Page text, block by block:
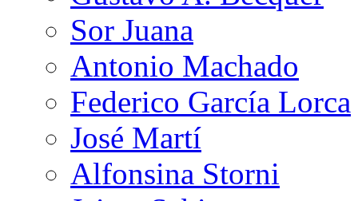
Sor Juana
Antonio Machado
Federico García Lorca
José Martí
Alfonsina Storni